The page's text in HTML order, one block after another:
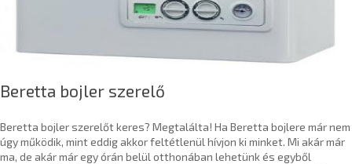
Beretta bojler szerelő
Beretta bojler szerelőt keres? Megtalálta! Ha Beretta bojlere már nem
úgy működik, mint eddig akkor feltétlenül hívjon ki minket. Mi akár már
ma, de akár már egy órán belül otthonában lehetünk és egyből